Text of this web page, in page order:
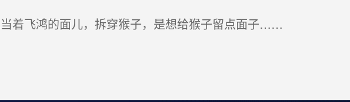
着飞鸿的面儿，拆穿猴子，是想给猴子留点面子……